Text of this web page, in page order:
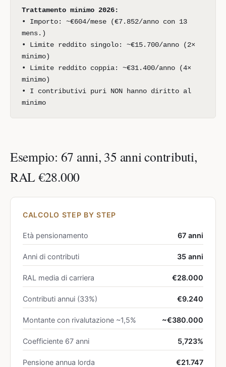
Trattamento minimo 2026:
• Importo: ~€604/mese (€7.852/anno con 13
mens.)
• Limite reddito singolo: ~€15.700/anno (2×
minimo)
• Limite reddito coppia: ~€31.400/anno (4×
minimo)
• I contributivi puri NON hanno diritto al
minimo
Esempio: 67 anni, 35 anni contributi,
RAL €28.000
CALCOLO STEP BY STEP
Età pensionamento 67 anni
Anni di contributi 35 anni
RAL media di carriera €28.000
Contributi annui (33%) €9.240
Montante con rivalutazione ~1,5% ~€380.000
Coefficiente 67 anni 5,723%
Pensione annua lorda €21.747